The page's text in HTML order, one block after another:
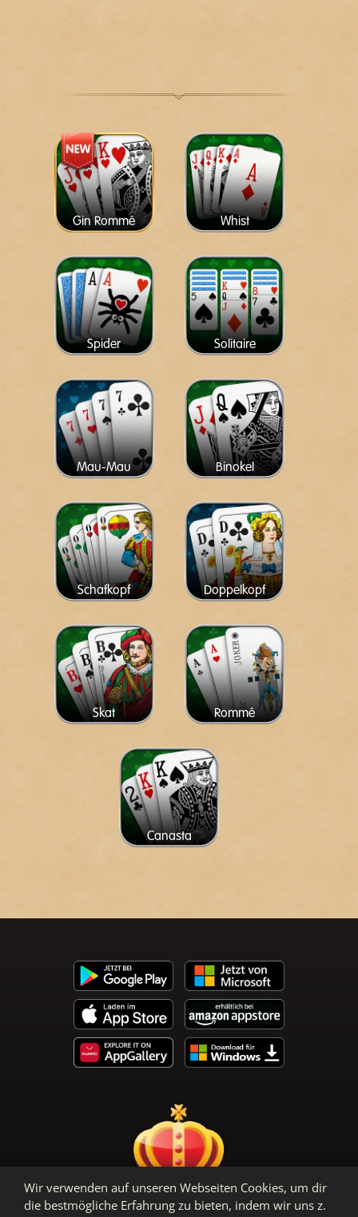
Gin Rommé Whist
Spider Solitaire
Mau-Mau Binokel
Schafkopf Doppelkopf
Skat Rommé
Canasta
Wir verwenden auf unseren Webseiten Cookies, um dir
die bestmögliche Erfahrung zu bieten, indem wir uns z.